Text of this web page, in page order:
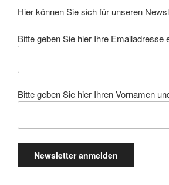
Hier können Sie sich für unseren
Bitte geben Sie hier Ihre Emailadresse
Bitte geben Sie hier Ihren Vornamen